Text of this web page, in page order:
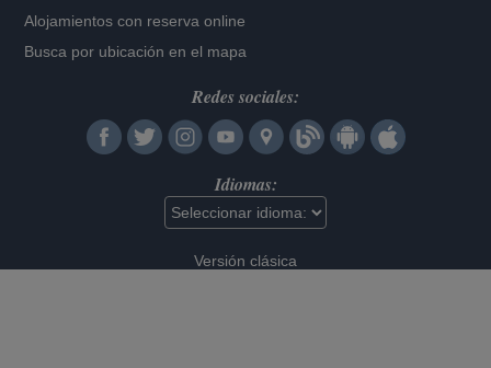
Alojamientos con reserva online
Busca por ubicación en el mapa
Redes sociales:
Idiomas:
Versión clásica